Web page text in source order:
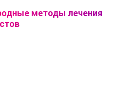
методы лечения